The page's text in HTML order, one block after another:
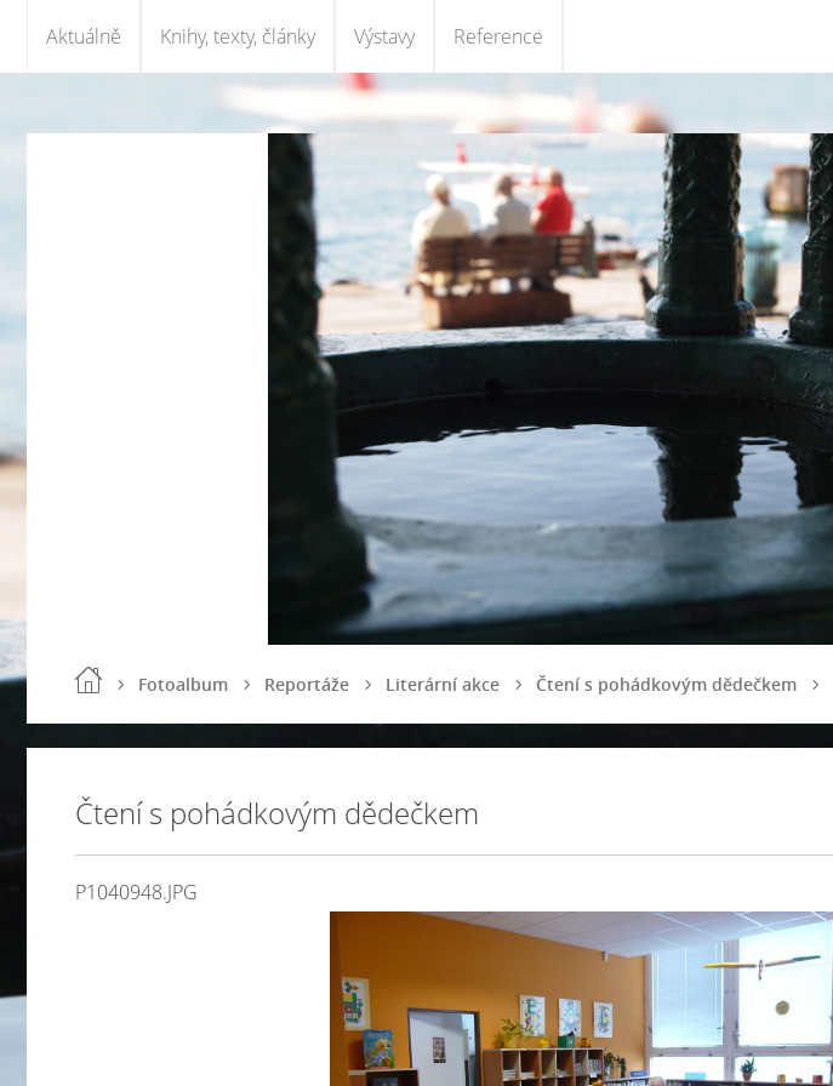
Aktuálně Knihy, texty, články Výstavy Reference
Fotoalbum Reportáže Literární akce Čtení s pohádkovým dědečkem
Čtení s pohádkovým dědečkem
P1040948.JPG